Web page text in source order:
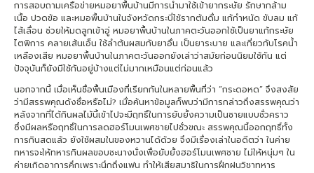
การสอบถามเครือข่ายหมอยาพื้นบ้านมีการนำมาใช้เข้ายากระษัย รักษากล้าม
เนื้อ ปวดข้อ และหมอพื้นบ้านในจังหวัดกระบี่ใช้รากต้มดื่ม แก้กำหนัด ขับลม แก้
ไส้เลื่อน ช่วยให้มดลูกเข้าอู่ หมอยาพื้นบ้านในภาคตะวันออกใช้เป็นยาแก้กระษัย
ไตพิการ คลายเส้นเอ็น ใช้ลำต้นผสมกับยาอื่น เป็นยาระบาย และเกี่ยวกับโรคน้ำ
เหลืองเสีย หมอยาพื้นบ้านในภาคตะวันออกยังเล่าว่าสมัยก่อนนิยมใช้กัน แต่
ปัจจุบันก็ยังมีใช้กันอยู่บ้างแต่ไม่มากเหมือนแต่ก่อนแล้ว
นอกจากนี้ เมื่อเห็นชื่อพื้นเมืองที่เรียกกันในหลายพื้นที่ว่า “กระดอหด” จึงสงสัย
ว่ามีสรรพคุณดังชื่อหรือไม่? เมื่อค้นหาข้อมูลก็พบว่ามีการกล่าวถึงสรรพคุณว่า
หลังจากที่ได้กินผลไม้นี้เข้าไปจะมีฤทธิ์ในการยับยั้งความเป็นชายแบบชั่วคราว
ซึ่งมีผลหรือฤทธิ์ในการลดฮอร์โมนเพศชายไปชั่วขณะ สรรพคุณนี้ออกฤทธิ์ทั้ง
การกินสดแล้ว ยังใช้ผสมในของหวานได้ด้วย จึงมีเรื่องเล่าในอดีตว่า ในค่าย
ทหารจะให้ทหารกินผลขอบชะนางนั่งเพื่อยับยั้งฮอร์โมนเพศชาย ไม่ให้หนุ่มๆ ใน
ค่ายเกิดอาการคึกเพราะนึกถึงแฟน ทำให้เสียสมาธิในการฝึกฝนวิชาทหาร